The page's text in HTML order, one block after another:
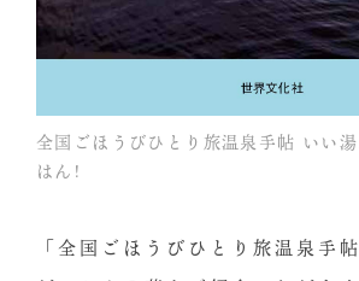
全国ごほうびひとり旅温泉手帖 いい
はん!
「全国ごほうびひとり旅温泉手